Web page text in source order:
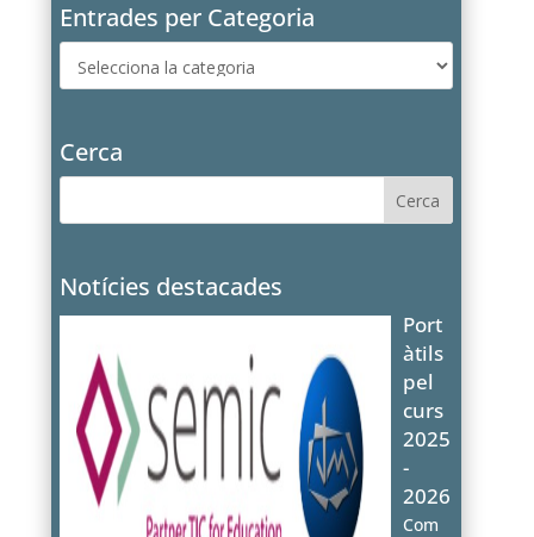
Entrades per Categoria
per
Cerca
Notícies destacades
Port
àtils
pel
curs
2025
-
2026
Com